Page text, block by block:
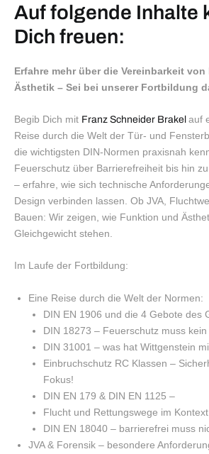
Auf folgende Inhalte
Dich freuen:
Erfahre mehr über die Vereinbarkeit von
Ästhetik – Sei bei unserer Fortbildung
Begib Dich mit Franz Schneider Brakel auf
Reise durch die Welt der Tür- und
die wichtigsten DIN-Normen praxisnah
Feuerschutz über Barrierefreiheit bis hin
– erfahre, wie sich technische
Design verbinden lassen. Ob JVA,
Bauen: Wir zeigen, wie Funktion und
Gleichgewicht stehen.
Im Laufe der Fortbildung:
Eine Reise durch die Welt der Normen:
DIN EN 1906 und die 4 Gebote des
DIN 18273 – Feuerschutz muss kein
DIN 31001 – was hat Wittgenstein
Einbruchschutz RC Klassen –
Fokus!
DIN EN 179 & DIN EN 1125 –
Flucht und Rettungswege im
DIN EN 18040 – barrierefrei muss
JVA & Forensik – besondere